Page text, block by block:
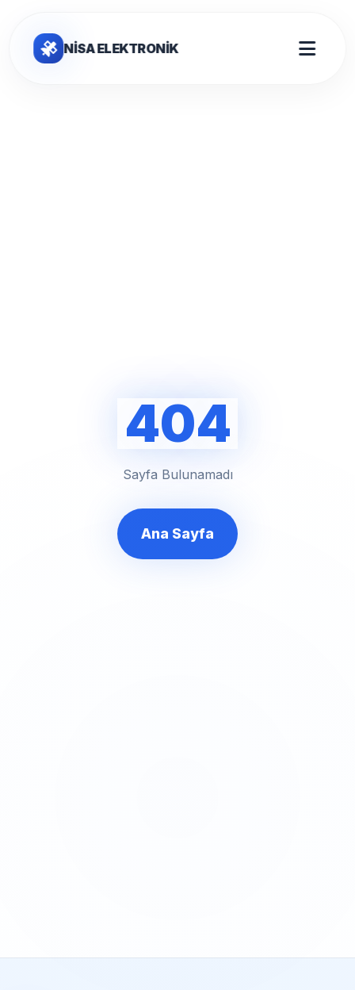
NİSA ELEKTRONİK
404
Sayfa Bulunamadı
Ana Sayfa